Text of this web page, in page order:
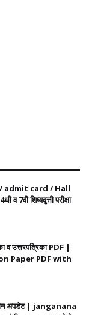
/ admit card / Hall
7वी शिष्यवृत्ती परीक्षा
व उत्तरपत्रिका PDF |
Paper PDF with
अपडेट | janganana